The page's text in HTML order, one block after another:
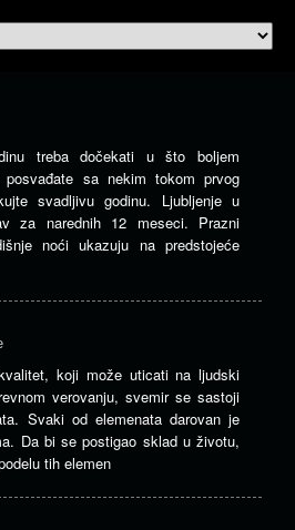
treba dočekati u što boljem
posvađate sa nekim tokom prvog
svadljivu godinu. Ljubljenje u
za narednih 12 meseci. Prazni
noći ukazuju na predstojeće
koji može uticati na ljudski
verovanju, svemir se sastoji
Svaki od elemenata darovan je
Da bi se postigao sklad u životu,
tih elemen